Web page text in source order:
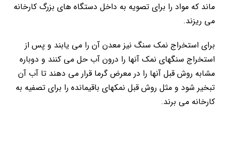
ماند که مواد را برای تصویه به داخل دستگاه های بزرگ کارخانه
می ریزند.
برای استخراج نمک سنگ نیز معدن آن را می یابند و پس از
استخراج سنگهای نمک آنها را درون آب حل می کنند و دوباره
مشابه روش قبل آنها را در معرض گرما قرار می دهند تا آب آن
تبخیر شود و مثل روش قبل نمکهای باقیمانده را برای تصفیه به
کارخانه می برند.